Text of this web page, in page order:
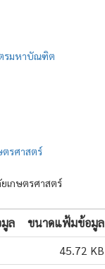
รมหาบัณฑิต
ตรศาสตร์
เกษตรศาสตร์
ล ขนาดแฟ้มข้อมูล
45.72 KB